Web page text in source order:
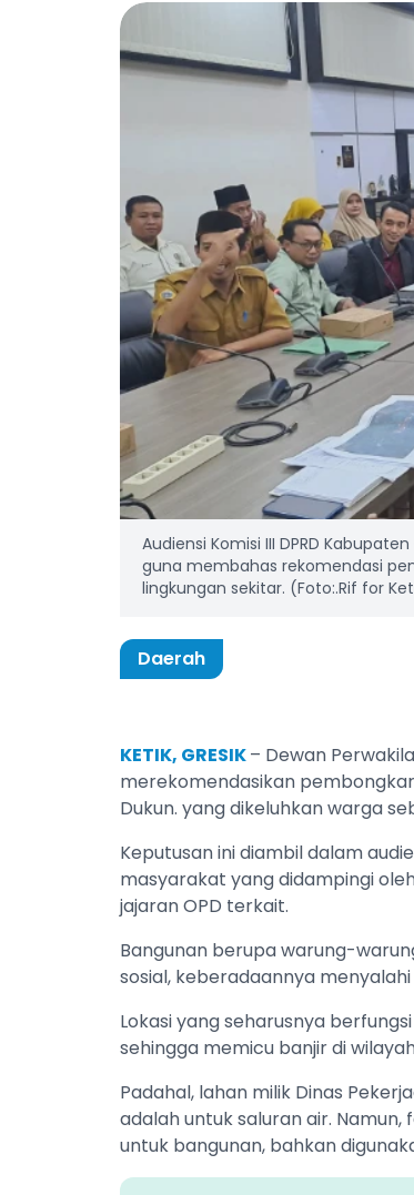
Audiensi Komisi III DPRD
guna membahas rekomendasi
lingkungan sekitar. (Foto:.Rif for
Daerah
KETIK, GRESIK– Dewan
merekomendasikan
Dukun. yang dikeluhkan warga
Keputusan ini diambil dalam
masyarakat yang didampingi
jajaran OPD terkait.
​Bangunan berupa warung-
sosial, keberadaannya
Lokasi yang seharusnya
sehingga memicu banjir di
​Padahal, lahan milik Dinas
adalah untuk saluran air.
untuk bangunan, bahkan